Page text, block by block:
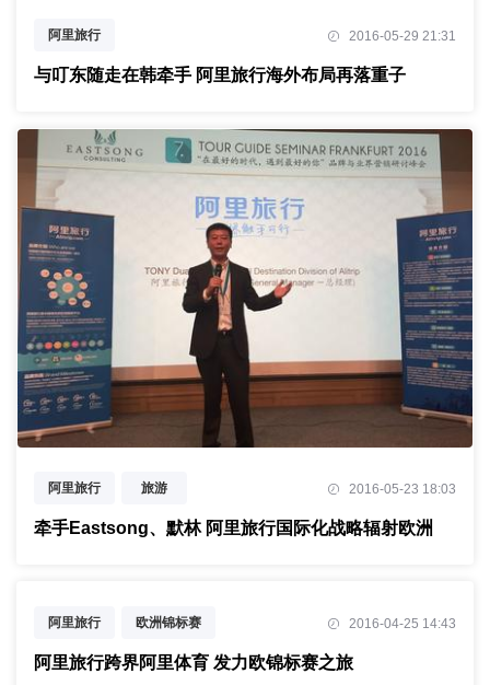
阿里旅行 2016-05-29 21:31
与叮东随走在韩牵手 阿里旅行海外布局再落重子
阿里旅行 旅游 2016-05-23 18:03
牵手Eastsong、默林 阿里旅行国际化战略辐射欧洲
阿里旅行 欧洲锦标赛 2016-04-25 14:43
阿里旅行跨界阿里体育 发力欧锦标赛之旅